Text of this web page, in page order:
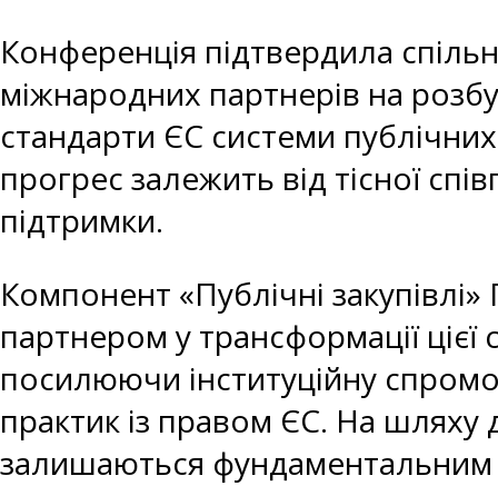
Конференція підтвердила
міжнародних партнерів на
стандарти ЄС системи
прогрес залежить від тісної
підтримки.
Компонент «Публічні
партнером у трансформації
посилюючи інституційну
практик із правом ЄС. На шляху
залишаються